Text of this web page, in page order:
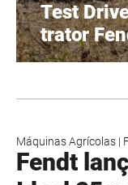
Test
trator
Máquinas Agrícolas |
Fendt